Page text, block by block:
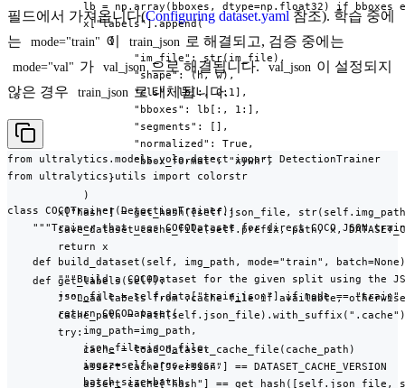
lb = np.array(bboxes, dtype=np.float32) if bboxes
            x["labels"].append(
                {
                    "im_file": str(im_file),
                    "shape": (h, w),
                    "cls": lb[:, 0:1],
                    "bboxes": lb[:, 1:],
                    "segments": [],
                    "normalized": True,
                    "bbox_format": "xywh",
                }
            )
x["hash"] = get_hash([self.json_file,
save_dataset_cache_file(self.prefix, path, x,
        return x
    def get_labels(self):
"""Load labels from .cache file if available,
        cache_path = Path(self.json_file).with_suffix(".cache")
        try:
            cache = load_dataset_cache_file(cache_path)
            assert cache["version"] == DATASET_CACHE_VERSION
assert cache["hash"] == get_hash([self.json_file,
필드에서 가져옵니다(Configuring dataset.yaml 참조). 학습 중에
는
mode="train" 이 train_json 로 해결되고, 검증 중에는
mode="val" 가 val_json 으로 해결됩니다. val_json 이 설정되지
않은 경우
train_json 로 대체됩니다.
from ultralytics.models.yolo.detect import DetectionTrainer
from ultralytics.utils import colorstr
class COCOTrainer(DetectionTrainer):
"""Trainer that uses COCODataset for direct COCO JSON
def build_dataset(self, img_path, mode="train",
"""Build a COCODataset for the given split using the
json_file = self.data["train_json"] if mode ==
        return COCODataset(
            img_path=img_path,
            json_file=json_file,
            imgsz=self.args.imgsz,
            batch_size=batch,